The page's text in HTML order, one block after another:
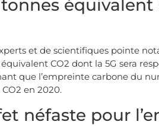
équivalent
et de scientifiques pointe
CO2 dont la 5G sera
que l’empreinte carbone du
en 2020.
néfaste pour